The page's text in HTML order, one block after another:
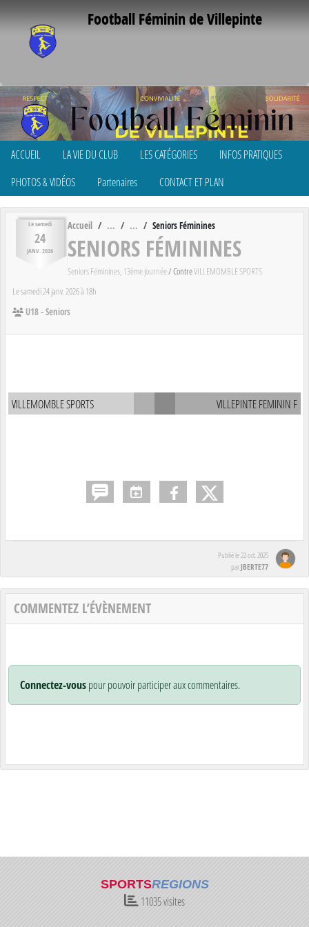
Football Féminin de Villepinte
ACCUEIL LA VIE DU CLUB LES CATÉGORIES
INFOS PRATIQUES
PHOTOS & VIDÉOS
Partenaires CONTACT ET PLAN
Lesamedi
24
JANV.2026
Accueil Seniors Féminines
SENIORS FÉMININES
Seniors Féminines, 13ème journée/ ContreVILLEMOMBLE SPORTS
Lesamedi24janv. 2026à 18h
U18 - Seniors
VILLEMOMBLE SPORTS VILLEPINTE FEMININ F
Publié le22 oct. 2025
parJBERTE77
COMMENTEZ L’ÉVÈNEMENT
Connectez-vouspour pouvoir participer aux commentaires.
SPORTSREGIONS
11035visites